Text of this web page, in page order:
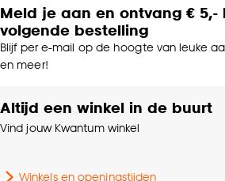
Meld je aan en ontvang € 5,-
volgende bestelling
Blijf per e-mail op de hoogte van leuke
en meer!
Altijd een winkel in de buurt
Vind jouw Kwantum winkel
Winkels en openingstijden